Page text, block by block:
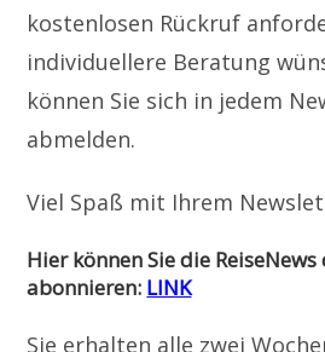
kostenlosen Rückruf
individuellere Beratung
können Sie sich in jedem
abmelden.
Viel Spaß mit Ihrem
Hier können Sie die
abonnieren: LINK
Sie erhalten alle zwei